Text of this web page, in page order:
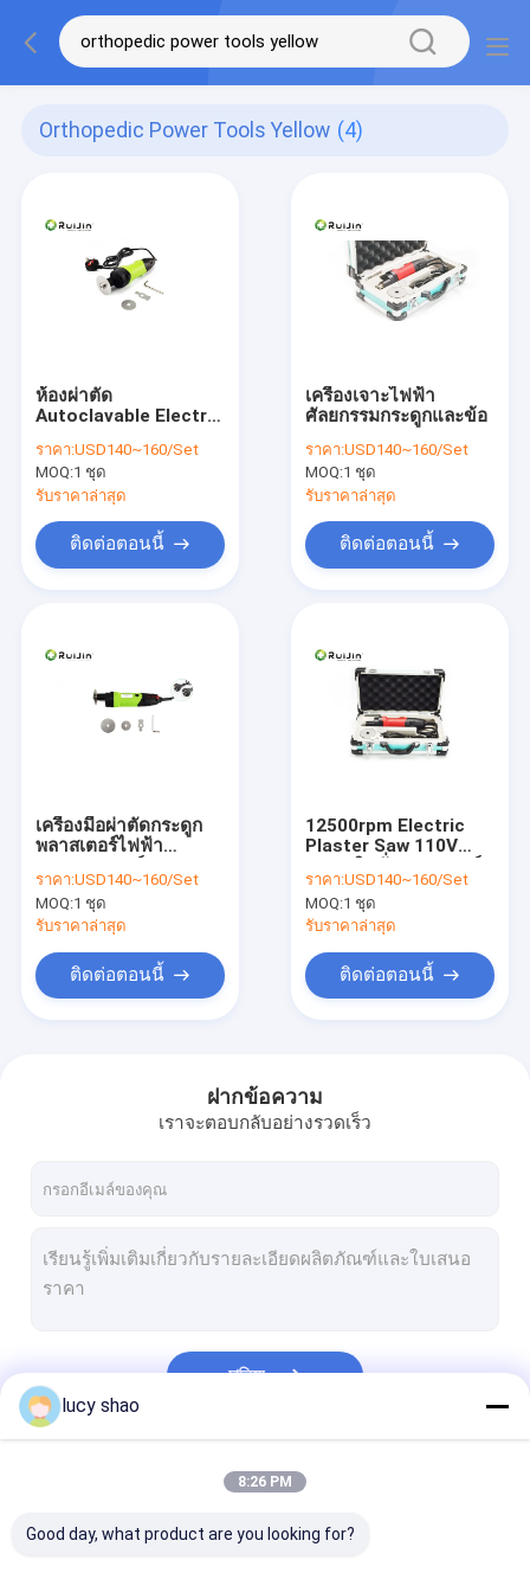
Orthopedic Power Tools Yellow (4)
ห้องผ่าตัด
Autoclavable Electric
Orthopedic Power
Tools
ราคา:USD140~160/Set
MOQ:1 ชุด
รับราคาล่าสุด
ติดต่อตอนนี้
เครื่องเจาะไฟฟ้า
ศัลยกรรมกระดูกและข้อ
ราคา:USD140~160/Set
MOQ:1 ชุด
รับราคาล่าสุด
ติดต่อตอนนี้
เครื่องมือผ่าตัดกระดูก
พลาสเตอร์ไฟฟ้า
รอบต่อนาที
ราคา:USD140~160/Set
MOQ:1 ชุด
รับราคาล่าสุด
ติดต่อตอนนี้
12500rpm Electric
Plaster Saw 110V
ตัดเลื่อย
ราคา:USD140~160/Set
MOQ:1 ชุด
รับราคาล่าสุด
ติดต่อตอนนี้
ฝากข้อความ
เราจะตอบกลับอย่างรวดเร็ว
চালিয়ে
lucy shao
8:26 PM
Good day, what product are you looking for?